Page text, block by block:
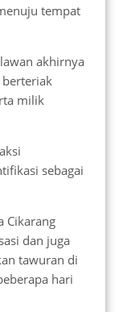
tempat
akhirnya
milik
sebagai
Cikarang
dan juga
tawuran di
hari